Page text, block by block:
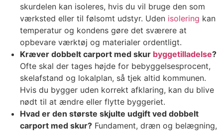
skurdelen kan isoleres, hvis du vil bruge den som
værksted eller til følsomt udstyr. Uden isolering kan
temperatur og kondens gøre det sværere at
opbevare værktøj og materialer ordentligt.
Kræver dobbelt carport med skur byggetilladelse?
Ofte skal der tages højde for bebyggelsesprocent,
skelafstand og lokalplan, så tjek altid kommunen.
Hvis du bygger uden korrekt afklaring, kan du blive
nødt til at ændre eller flytte byggeriet.
Hvad er den største skjulte udgift ved dobbelt
carport med skur? Fundament, dræn og belægning,